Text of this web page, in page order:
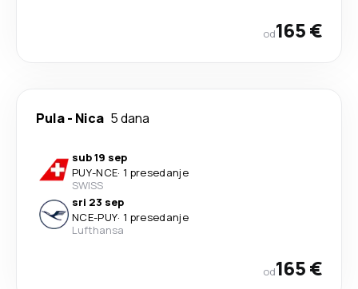
od165 €
Pula- Nica 5 dana
sub 19 sep
PUY-NCE· 1 presedanje
SWISS
sri 23 sep
NCE-PUY· 1 presedanje
Lufthansa
od165 €